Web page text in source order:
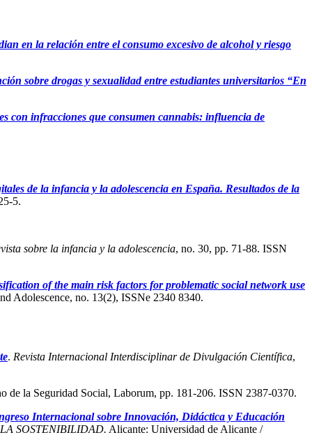
en la relación entre el consumo excesivo de alcohol y riesgo
sobre drogas y sexualidad entre estudiantes universitarios “En
con infracciones que consumen cannabis: influencia de
de la infancia y la adolescencia en España. Resultados de la
5.
sobre la infancia y la adolescencia, no. 30, pp. 71-88. ISSN
of the main risk factors for problematic social network use
Adolescence, no. 13(2), ISSNe 2340 8340.
. Revista Internacional Interdisciplinar de Divulgación Científica,
de la Seguridad Social, Laborum, pp. 181-206. ISSN 2387-0370.
Internacional sobre Innovación, Didáctica y Educación
SOSTENIBILIDAD. Alicante: Universidad de Alicante /